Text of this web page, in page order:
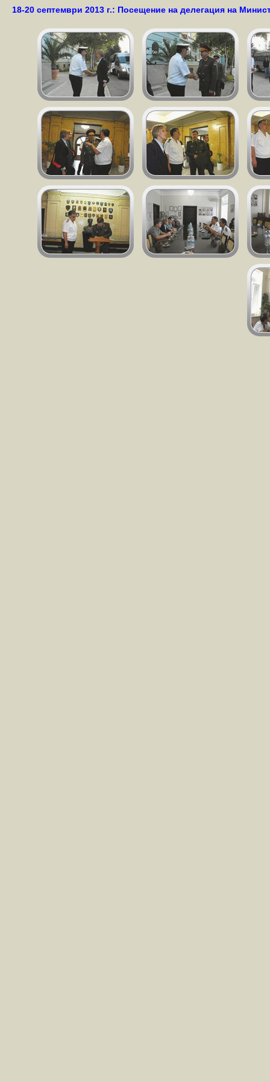
18-20 септември 2013 г.: Посещение на делегация на